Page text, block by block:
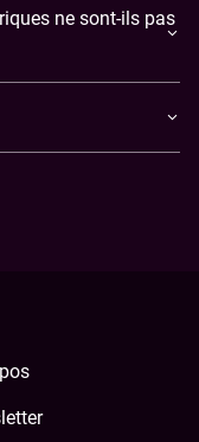
ne sont-ils pas